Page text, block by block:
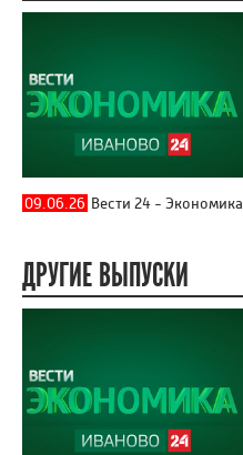
09.06.26 Вести 24 - Экономика
ДРУГИЕ ВЫПУСКИ